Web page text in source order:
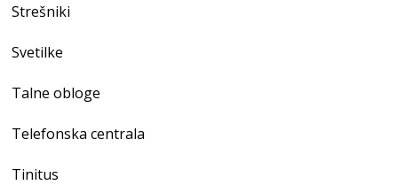
Strešniki
Svetilke
Talne obloge
Telefonska centrala
Tinitus